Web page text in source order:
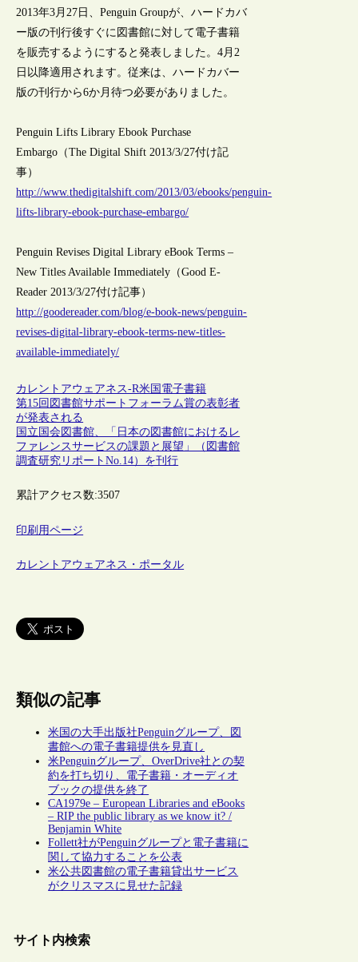
2013年3月27日、Penguin Groupが、ハードカバ
ー版の刊行後すぐに図書館に対して電子書籍
を販売するようにすると発表しました。4月2
日以降適用されます。従来は、ハードカバー
版の刊行から6か月待つ必要がありました。
Penguin Lifts Library Ebook Purchase
Embargo（The Digital Shift 2013/3/27付け記
事）
http://www.thedigitalshift.com/2013/03/ebooks/penguin-
lifts-library-ebook-purchase-embargo/
Penguin Revises Digital Library eBook Terms –
New Titles Available Immediately（Good E-
Reader 2013/3/27付け記事）
http://goodereader.com/blog/e-book-news/penguin-
revises-digital-library-ebook-terms-new-titles-
available-immediately/
カレントアウェアネス-R米国 電子書籍
第15回図書館サポートフォーラム賞の表彰者
が発表される
国立国会図書館、「日本の図書館におけるレ
ファレンスサービスの課題と展望」（図書館
調査研究リポートNo.14）を刊行
累計アクセス数:3507
印刷用ページ
カレントアウェアネス・ポータル
類似の記事
米国の大手出版社Penguinグループ、図
書館への電子書籍提供を見直し
米Penguinグループ、OverDrive社との契
約を打ち切り、電子書籍・オーディオ
ブックの提供を終了
CA1979e – European Libraries and eBooks
– RIP the public library as we know it? /
Benjamin White
Follett社がPenguinグループと電子書籍に
関して協力することを公表
米公共図書館の電子書籍貸出サービス
がクリスマスに見せた記録
サイト内検索